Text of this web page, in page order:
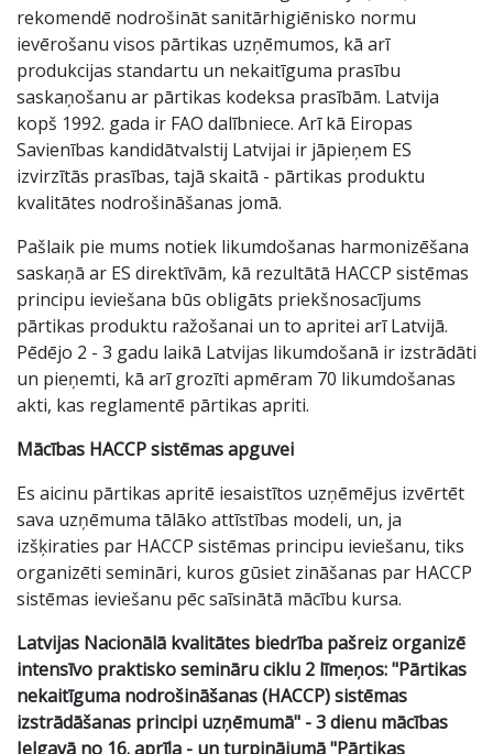
rekomendē nodrošināt sanitārhigiēnisko normu
ievērošanu visos pārtikas uzņēmumos, kā arī
produkcijas standartu un nekaitīguma prasību
saskaņošanu ar pārtikas kodeksa prasībām. Latvija
kopš 1992. gada ir FAO dalībniece. Arī kā Eiropas
Savienības kandidātvalstij Latvijai ir jāpieņem ES
izvirzītās prasības, tajā skaitā - pārtikas produktu
kvalitātes nodrošināšanas jomā.
Pašlaik pie mums notiek likumdošanas harmonizēšana
saskaņā ar ES direktīvām, kā rezultātā HACCP sistēmas
principu ieviešana būs obligāts priekšnosacījums
pārtikas produktu ražošanai un to apritei arī Latvijā.
Pēdējo 2 - 3 gadu laikā Latvijas likumdošanā ir izstrādāti
un pieņemti, kā arī grozīti apmēram 70 likumdošanas
akti, kas reglamentē pārtikas apriti.
Mācības HACCP sistēmas apguvei
Es aicinu pārtikas apritē iesaistītos uzņēmējus izvērtēt
sava uzņēmuma tālāko attīstības modeli, un, ja
izšķiraties par HACCP sistēmas principu ieviešanu, tiks
organizēti semināri, kuros gūsiet zināšanas par HACCP
sistēmas ieviešanu pēc saīsinātā mācību kursa.
Latvijas Nacionālā kvalitātes biedrība pašreiz organizē
intensīvo praktisko semināru ciklu 2 līmeņos: "Pārtikas
nekaitīguma nodrošināšanas (HACCP) sistēmas
izstrādāšanas principi uzņēmumā" - 3 dienu mācības
Jelgavā no 16. aprīļa - un turpinājumā "Pārtikas